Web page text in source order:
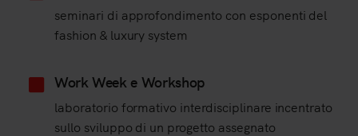
seminari di approfondimento con esponenti del
fashion & luxury system
Work Week e Workshop
laboratorio formativo interdisciplinare incentrato
sullo sviluppo di un progetto assegnato